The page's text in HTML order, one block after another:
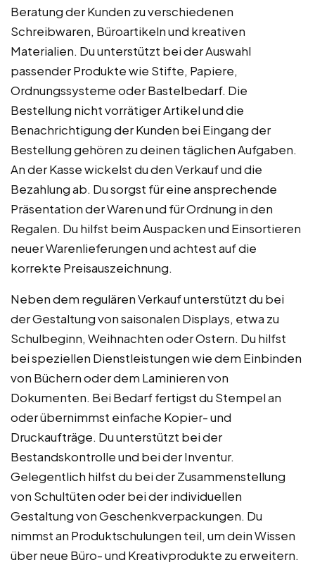
Beratung der Kunden zu verschiedenen
Schreibwaren, Büroartikeln und kreativen
Materialien. Du unterstützt bei der Auswahl
passender Produkte wie Stifte, Papiere,
Ordnungssysteme oder Bastelbedarf. Die
Bestellung nicht vorrätiger Artikel und die
Benachrichtigung der Kunden bei Eingang der
Bestellung gehören zu deinen täglichen Aufgaben.
An der Kasse wickelst du den Verkauf und die
Bezahlung ab. Du sorgst für eine ansprechende
Präsentation der Waren und für Ordnung in den
Regalen. Du hilfst beim Auspacken und Einsortieren
neuer Warenlieferungen und achtest auf die
korrekte Preisauszeichnung.
Neben dem regulären Verkauf unterstützt du bei
der Gestaltung von saisonalen Displays, etwa zu
Schulbeginn, Weihnachten oder Ostern. Du hilfst
bei speziellen Dienstleistungen wie dem Einbinden
von Büchern oder dem Laminieren von
Dokumenten. Bei Bedarf fertigst du Stempel an
oder übernimmst einfache Kopier- und
Druckaufträge. Du unterstützt bei der
Bestandskontrolle und bei der Inventur.
Gelegentlich hilfst du bei der Zusammenstellung
von Schultüten oder bei der individuellen
Gestaltung von Geschenkverpackungen. Du
nimmst an Produktschulungen teil, um dein Wissen
über neue Büro- und Kreativprodukte zu erweitern.